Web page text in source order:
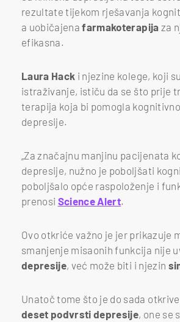
rezultate tijekom rješavanja
a uobičajenafarmakoterapija za
efikasna.
Laura Hack i njezine kolege, koji
istraživanje, ističu da se što prije
terapija koja bi pomogla
depresije.
„Za značajnu manjinu pacijenata
depresije, nužno je poboljšati
poboljšalo opće raspoloženje i
prenosi Science Alert.
Ovo otkriće važno je jer prikazuje
smanjenje misaonih funkcija nije
depresije, već može biti i njezin
Unatoč tome što je do sada
deset podvrsti depresije, one se